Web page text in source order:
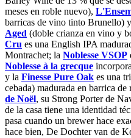
meses en roble nuevo),
barricas de vino tinto Brunello) y
Aged (doble crianza en vino y
Cru es una English IPA
Montrachet; la Noblesse VSOP
Noblesse à la grecque
y la Finesse Pure Oak es una
cebada) madurada en barrica
de Noël, su Strong Porter de
de la casa tiene una identidad
pasa cuando un brewer hace
hace bien, De Dochter van de